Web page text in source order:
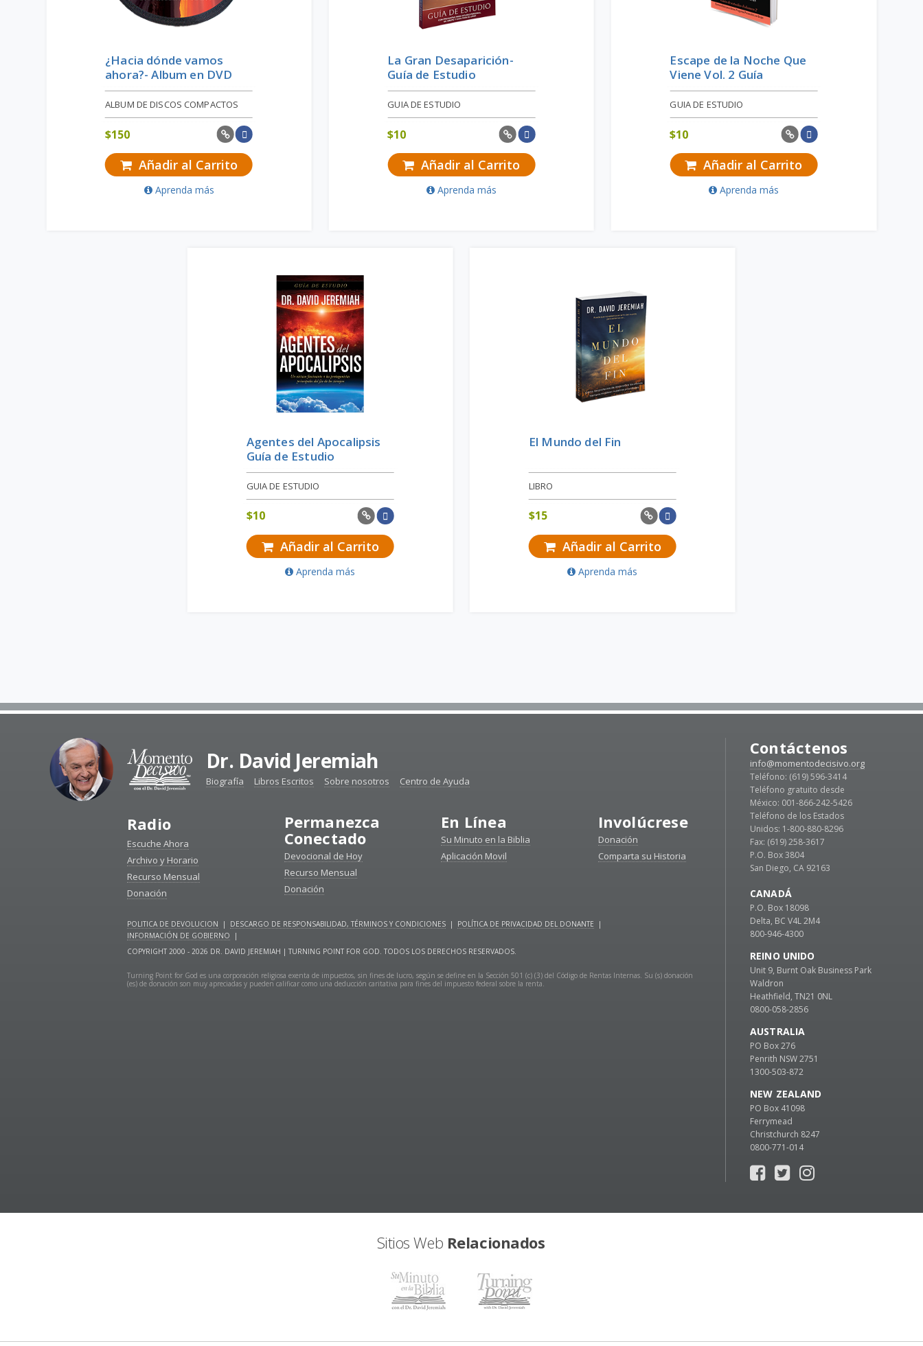
¿Hacia dónde vamos
ahora?- Album en DVD
ALBUM DE DISCOS COMPACTOS
$150
Añadir al Carrito
Aprenda más
La Gran Desaparición-
Guía de Estudio
GUIA DE ESTUDIO
$10
Añadir al Carrito
Aprenda más
Escape de la Noche Que
Viene Vol. 2 Guía
GUIA DE ESTUDIO
$10
Añadir al Carrito
Aprenda más
Agentes del Apocalipsis
Guía de Estudio
GUIA DE ESTUDIO
$10
Añadir al Carrito
Aprenda más
El Mundo del Fin
LIBRO
$15
Añadir al Carrito
Aprenda más
Dr. David Jeremiah
Biografía Libros Escritos Sobre nosotros Centro de Ayuda
Radio
Escuche Ahora
Archivo y Horario
Recurso Mensual
Donación
Permanezca
Conectado
Devocional de Hoy
Recurso Mensual
Donación
En Línea
Su Minuto en la Biblia
Aplicación Movil
Involúcrese
Donación
Comparta su Historia
POLITICA DE DEVOLUCION | DESCARGO DE RESPONSABILIDAD, TÉRMINOS Y CONDICIONES | POLÍTICA DE PRIVACIDAD DEL DONANTE |
INFORMACIÓN DE GOBIERNO |
COPYRIGHT 2000 - 2026 DR. DAVID JEREMIAH | TURNING POINT FOR GOD. TODOS LOS DERECHOS RESERVADOS.
Turning Point for God es una corporación religiosa exenta de impuestos, sin fines de lucro, según se define en la Sección 501 (c) (3) del Código de Rentas Internas. Su (s) donación
(es) de donación son muy apreciadas y pueden calificar como una deducción caritativa para fines del impuesto federal sobre la renta.
Contáctenos
info@momentodecisivo.org
Teléfono: (619) 596-3414
Teléfono gratuito desde
México: 001-866-242-5426
Teléfono de los Estados
Unidos: 1-800-880-8296
Fax: (619) 258-3617
P.O. Box 3804
San Diego, CA 92163
CANADÁ
P.O. Box 18098
Delta, BC V4L 2M4
800-946-4300
REINO UNIDO
Unit 9, Burnt Oak Business Park
Waldron
Heathfield, TN21 0NL
0800-058-2856
AUSTRALIA
PO Box 276
Penrith NSW 2751
1300-503-872
NEW ZEALAND
PO Box 41098
Ferrymead
Christchurch 8247
0800-771-014
Sitios Web Relacionados